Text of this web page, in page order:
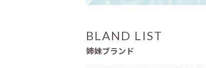
BLAND LIST
姉妹ブランド